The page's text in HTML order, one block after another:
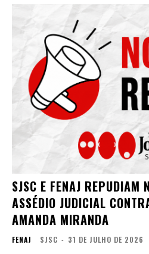
SJSC E FENAJ REPUDIAM
ASSÉDIO JUDICIAL
AMANDA MIRANDA
FENAJ SJSC - 31 DE JULHO DE 2026